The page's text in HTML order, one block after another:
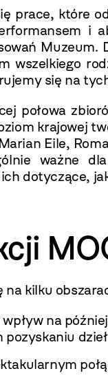
prace, które
i
wszelkiego
się na
połowa
krajowej
Eile,
ważne
dotyczące,
kilku
na